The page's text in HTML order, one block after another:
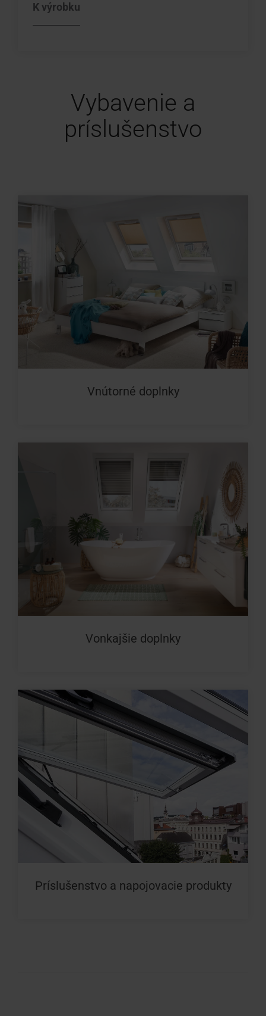
K výrobku
Vybavenie a
príslušenstvo
Vnútorné doplnky
Vonkajšie doplnky
Príslušenstvo a napojovacie produkty